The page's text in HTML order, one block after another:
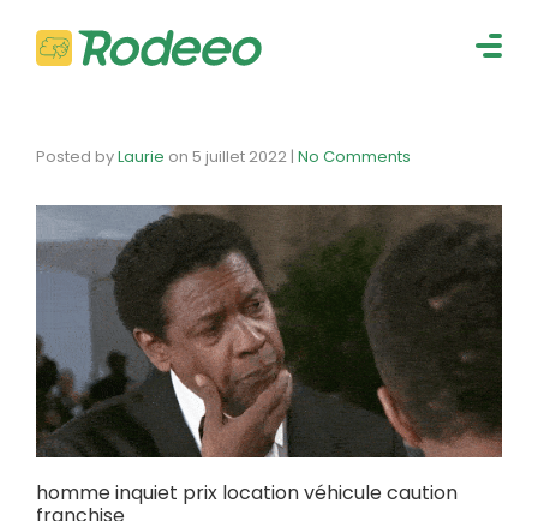
Posted byLaurie on 5 juillet 2022 | No Comments
homme inquiet prix location véhicule caution